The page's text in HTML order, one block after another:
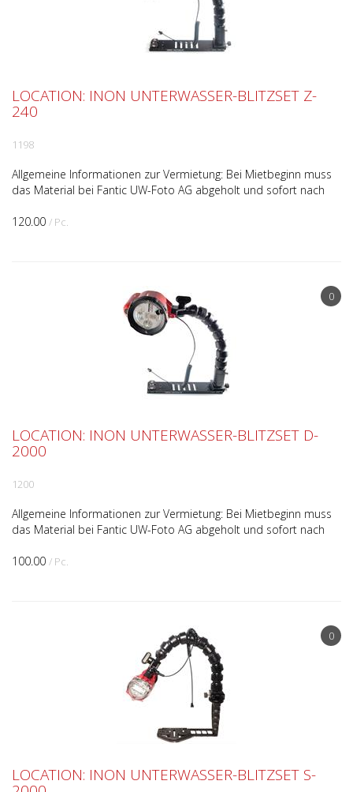
120.00 / Pc.
LOCATION: INON UNTERWASSER-BLITZSET Z-
240
1198
Allgemeine Informationen zur Vermietung: Bei Mietbeginn muss
das Material bei Fantic UW-Foto AG abgeholt und sofort nach
0
100.00 / Pc.
LOCATION: INON UNTERWASSER-BLITZSET D-
2000
1200
Allgemeine Informationen zur Vermietung: Bei Mietbeginn muss
das Material bei Fantic UW-Foto AG abgeholt und sofort nach
0
LOCATION: INON UNTERWASSER-BLITZSET S-